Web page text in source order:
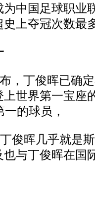
中国足球职业
上夺冠次数最
丁俊晖已确定
上世界第一宝座
的球员，
晖几乎就是
与丁俊晖在国